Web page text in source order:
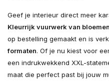
Geef je interieur direct meer
Kleurrijk vuurwerk van bloemen
op bestelling gemaakt en is
formaten. Of je nu kiest voor
een indrukwekkend XXL-
maat die perfect past bij jouw